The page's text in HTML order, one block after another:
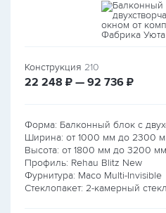
Конструкция 210
22 248 руб.
₽ — 92 736 руб.
₽
Форма: Балконный блок с
Ширина: от 1000 мм до 2300
Высота: от 1800 мм до 3200 мм
Профиль: Rehau Blitz New
Фурнитура: Maco Multi-Invisible
Стеклопакет: 2-камерный